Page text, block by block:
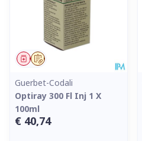
Op voorschrift
Geneesmiddel
Guerbet-Codali
Optiray 300 Fl Inj 1 X
100ml
€ 40,74